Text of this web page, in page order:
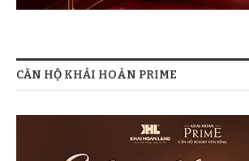
CĂN HỘ KHẢI HOÀN PRIME